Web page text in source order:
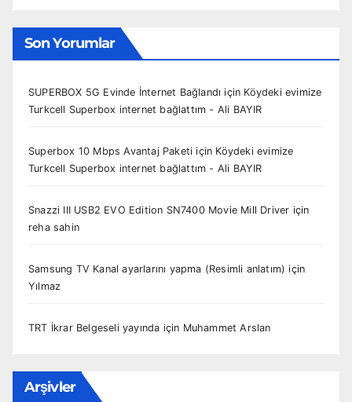
Son Yorumlar
SUPERBOX 5G Evinde İnternet Bağlandı için Köydeki evimize
Turkcell Superbox internet bağlattım - Ali BAYIR
Superbox 10 Mbps Avantaj Paketi için Köydeki evimize
Turkcell Superbox internet bağlattım - Ali BAYIR
Snazzi III USB2 EVO Edition SN7400 Movie Mill Driver için
reha sahin
Samsung TV Kanal ayarlarını yapma (Resimli anlatım) için
Yılmaz
TRT İkrar Belgeseli yayında için Muhammet Arslan
Arşivler